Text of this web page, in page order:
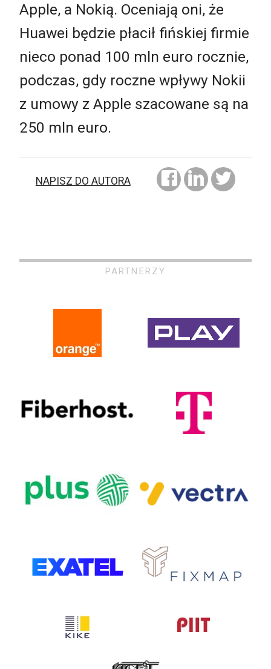
Apple, a Nokią. Oceniają oni, że
Huawei będzie płacił fińskiej firmie
nieco ponad 100 mln euro rocznie,
podczas, gdy roczne wpływy Nokii
z umowy z Apple szacowane są na
250 mln euro.
NAPISZ DO AUTORA
PARTNERZY